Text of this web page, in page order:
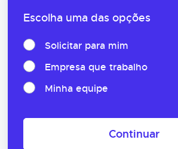
Escolha uma das opções
Solicitar para mim
Empresa que trabalho
Minha equipe
Continuar